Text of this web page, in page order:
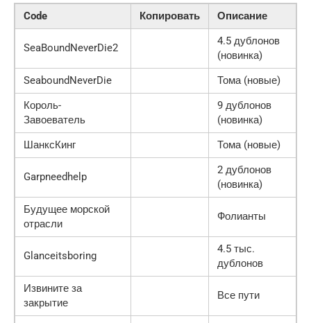
Code Копировать Описание
SeaBoundNeverDie2
4.5 дублонов
(новинка)
SeaboundNeverDie
Тома (новые)
Король-
Завоеватель
9 дублонов
(новинка)
ШанксКинг
Тома (новые)
Garpneedhelp
2 дублонов
(новинка)
Будущее морской
отрасли
Фолианты
Glanceitsboring
4.5 тыс.
дублонов
Извините за
закрытие
Все пути